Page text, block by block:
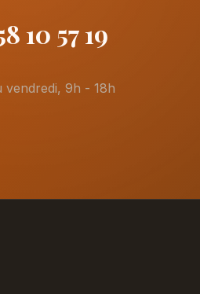
10 57 19
vendredi, 9h - 18h